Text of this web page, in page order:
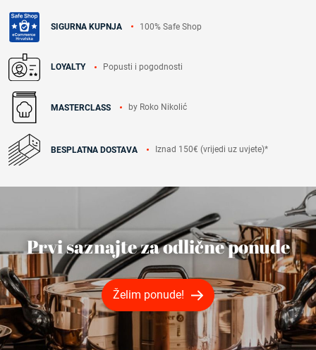
SIGURNA KUPNJA 100% Safe Shop
LOYALTY Popusti i pogodnosti
MASTERCLASS by Roko Nikolić
BESPLATNA DOSTAVA Iznad 150€ (vrijedi uz uvjete)*
Prvi saznajte za odlične ponude
Želim ponude!